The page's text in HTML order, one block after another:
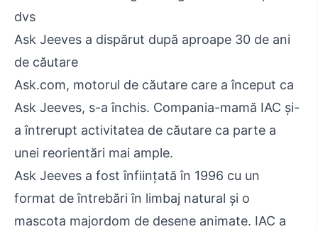
dvs
Ask Jeeves a dispărut după aproape 30 de ani
de căutare
Ask.com, motorul de căutare care a început ca
Ask Jeeves, s-a închis. Compania-mamă IAC și-
a întrerupt activitatea de căutare ca parte a
unei reorientări mai ample.
Ask Jeeves a fost înființată în 1996 cu un
format de întrebări în limbaj natural și o
mascota majordom de desene animate. IAC a